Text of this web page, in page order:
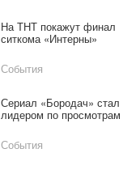
На ТНТ покажут финал
ситкома «Интерны»
События
Сериал «Бородач» стал
лидером по просмотрам
События